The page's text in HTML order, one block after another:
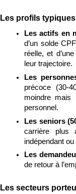
Les profils
Les actifs en
d’un solde
réelle, et
leur trajectoire.
Les
précoce (30-
moindre mais
personnel.
Les seniors
carrière plus
indépendant
Les
de retour à
Les secteurs